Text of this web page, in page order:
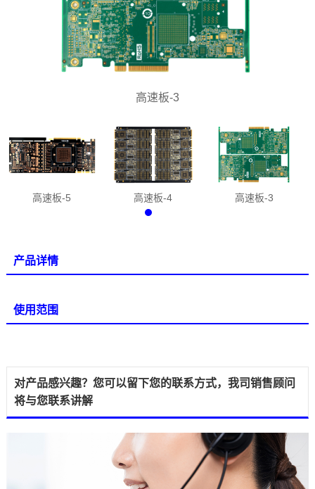
高速板-3
高速板-5 高速板-4 高速板-3
产品详情
使用范围
对产品感兴趣？您可以留下您的联系方式，我司销售顾问
将与您联系讲解